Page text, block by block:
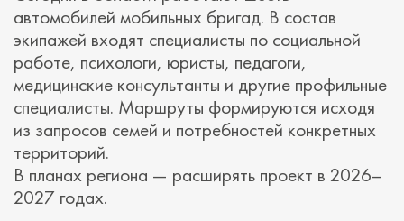
автомобилей мобильных бригад. В состав
экипажей входят специалисты по социальной
работе, психологи, юристы, педагоги,
медицинские консультанты и другие профильные
специалисты. Маршруты формируются исходя
из запросов семей и потребностей конкретных
территорий.
В планах региона — расширять проект в 2026–
2027 годах.